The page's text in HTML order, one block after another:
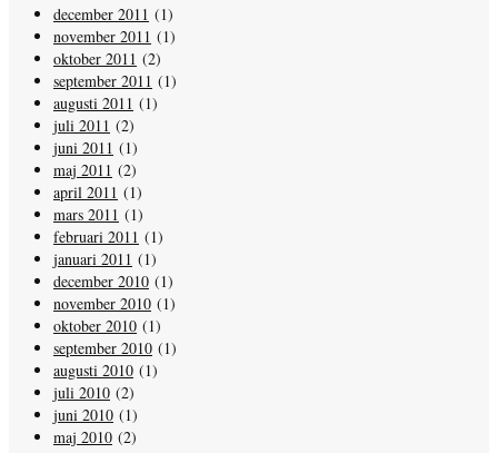
december 2011 (1)
november 2011 (1)
oktober 2011 (2)
september 2011 (1)
augusti 2011 (1)
juli 2011 (2)
juni 2011 (1)
maj 2011 (2)
april 2011 (1)
mars 2011 (1)
februari 2011 (1)
januari 2011 (1)
december 2010 (1)
november 2010 (1)
oktober 2010 (1)
september 2010 (1)
augusti 2010 (1)
juli 2010 (2)
juni 2010 (1)
maj 2010 (2)